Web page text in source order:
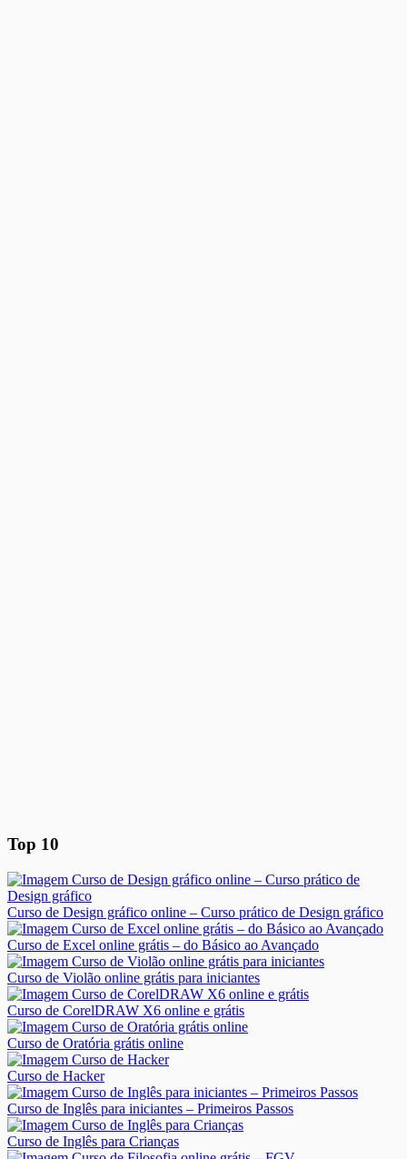
Top 10
Curso de Design gráfico online – Curso prático de Design gráfico
Curso de Excel online grátis – do Básico ao Avançado
Curso de Violão online grátis para iniciantes
Curso de CorelDRAW X6 online e grátis
Curso de Oratória grátis online
Curso de Hacker
Curso de Inglês para iniciantes – Primeiros Passos
Curso de Inglês para Crianças